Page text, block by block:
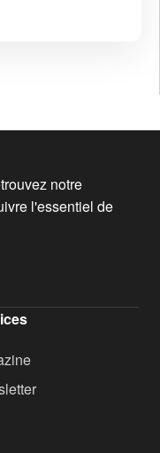
notre
l'essentiel de